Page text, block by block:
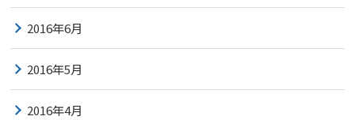
2016年6月
2016年5月
2016年4月